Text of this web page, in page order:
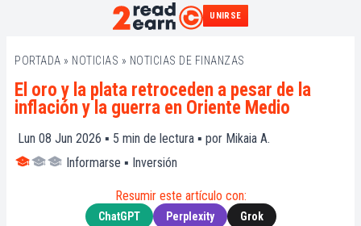
UNIRSE
PORTADA » NOTICIAS » NOTICIAS DE FINANZAS
El oro y la plata retroceden a pesar de la
inflación y la guerra en Oriente Medio
Lun 08 Jun 2026 ▪ 5 min de lectura ▪ por Mikaia A.
Informarse ▪ Inversión
Resumir este artículo con:
ChatGPT Perplexity Grok